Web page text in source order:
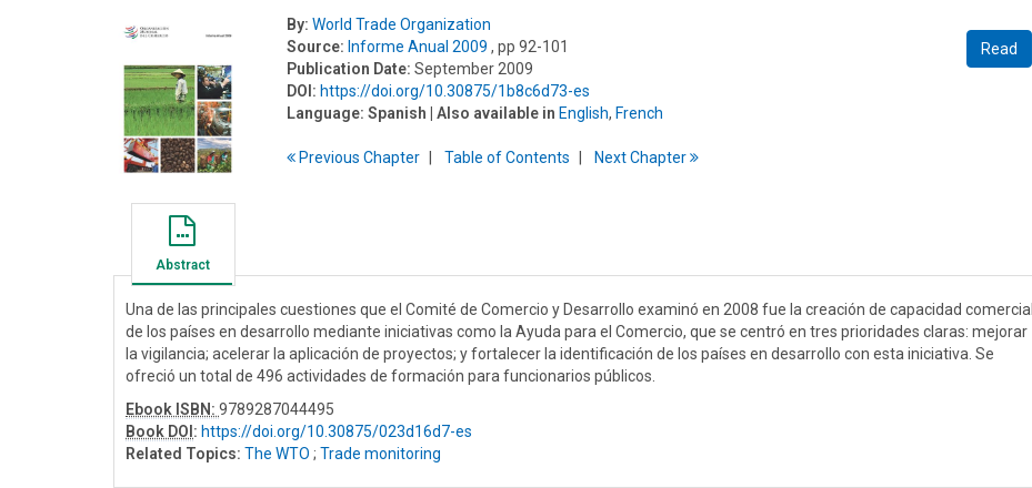
Read
By: World Trade Organization
Source: Informe Anual 2009 , pp 92-101
Publication Date: September 2009
DOI: https://doi.org/10.30875/1b8c6d73-es
Language: Spanish | Also available in English, French
PreviousChapter Table ofContents NextChapter
Abstract
Una de las principales cuestiones que el Comité de Comercio y Desarrollo examinó en 2008 fue la creación de capacidad comercial
de los países en desarrollo mediante iniciativas como la Ayuda para el Comercio, que se centró en tres prioridades claras: mejorar
la vigilancia; acelerar la aplicación de proyectos; y fortalecer la identificación de los países en desarrollo con esta iniciativa. Se
ofreció un total de 496 actividades de formación para funcionarios públicos.
Ebook ISBN: 9789287044495
Book DOI : https://doi.org/10.30875/023d16d7-es
Related Topics: The WTO ; Trade monitoring